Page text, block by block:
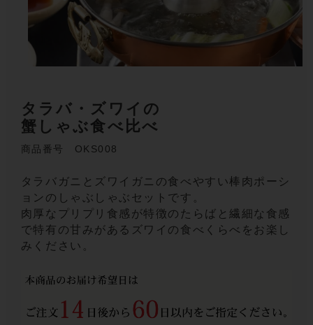
タラバ・ズワイの
蟹しゃぶ食べ比べ
商品番号 OKS008
タラバガニとズワイガニの食べやすい棒肉ポーシ
ョンのしゃぶしゃぶセットです。
肉厚なプリプリ食感が特徴のたらばと繊細な食感
で特有の甘みがあるズワイの食べくらべをお楽し
みください。